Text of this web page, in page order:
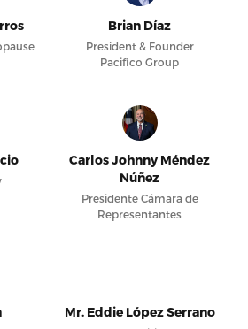
Brian Díaz
President & Founder
Pacifico Group
Carlos Johnny Méndez
Núñez
Presidente Cámara de
Representantes
Mr. Eddie López Serrano